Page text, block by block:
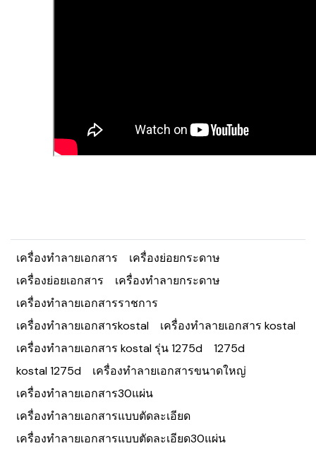
เครื่องทำลายเอกสาร
เครื่องย่อยกระดาษ
เครื่องย่อยเอกสาร
เครื่องทำลายกระดาษ
เครื่องทำลายเอกสารราชการ
เครื่องทำลายเอกสารkostal
เครื่องทำลายเอกสาร kostal
เครื่องทำลายเอกสาร kostal รุ่น 1275d
1275d
kostal 1275d
เครื่องทำลายเอกสารขนาดใหญ่
เครื่องทำลายเอกสาร30แผ่น
เครื่องทำลายเอกสารแบบตัดละเอียด
เครื่องทำลายเอกสารแบบตัดละเอียด30แผ่น